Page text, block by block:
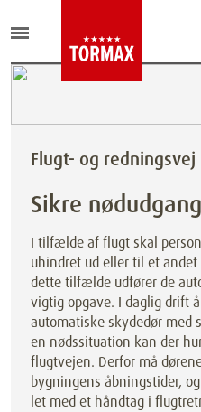
Flugt- og redningsvej
Sikre
I tilfælde af flugt skal
uhindret ud eller til et
dette tilfælde udfører de
vigtig opgave. I daglig drift
automatiske skydedør
en nødssituation kan der
flugtvejen. Derfor må
bygningens åbningstider,
let med et håndtag i